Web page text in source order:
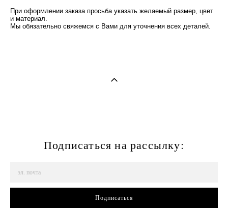
При оформлении заказа просьба указать желаемый размер, цвет
и материал.
Мы обязательно свяжемся с Вами для уточнения всех деталей.
Подписаться на рассылку:
Подписаться